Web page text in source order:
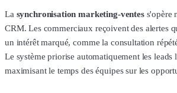
La synchronisation marketing-ventess'opère
CRM. Les commerciaux reçoivent des alertes
un intérêt marqué, comme la consultation
Le système priorise automatiquement les leads
maximisant le temps des équipes sur les